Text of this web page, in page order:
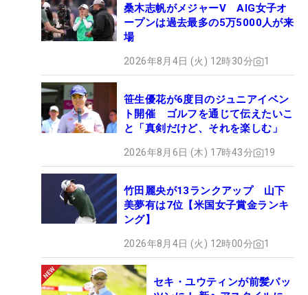
桑木志帆がメジャーV AIG女子オ
ープンは過去最多の5万5000人が来
場
2026年8月4日 (火) 12時30分 1
笹生優花が6度目のジュニアイベン
ト開催 ゴルフを通じて伝えたいこ
と「真剣だけど、それを楽しむ」
2026年8月6日 (木) 17時43分 19
竹田麗央が13ランクアップ 山下
美夢有は7位【米国女子賞金ランキ
ング】
2026年8月4日 (火) 12時00分 1
セキ・ユウティンが前髪パッ